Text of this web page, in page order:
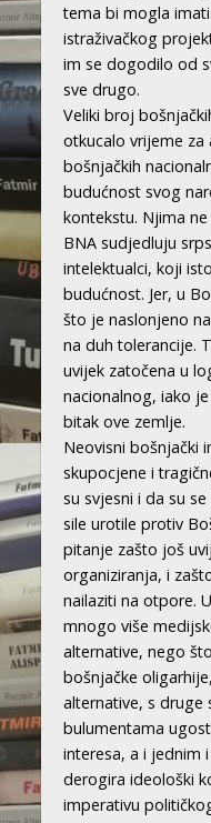
tema bi mogla
istraživačkog
im se dogodilo od
sve drugo.
Veliki broj
otkucalo vrijeme za
bošnjačkih
budućnost svog
kontekstu. Njima
BNA sudjedluju
intelektualci, koji
budućnost. Jer, u
što je naslonjeno
na duh tolerancije.
uvijek zatočena u
nacionalnog, iako
bitak ove zemlje.
Neovisni bošnjački
skupocjene i
su svjesni i da su
sile urotile protiv
pitanje zašto još
organiziranja, i
nailaziti na otpore.
mnogo više
alternative, nego
bošnjačke
alternative, s druge
bulumentama
interesa, a i jednim
derogira ideološki
imperativu